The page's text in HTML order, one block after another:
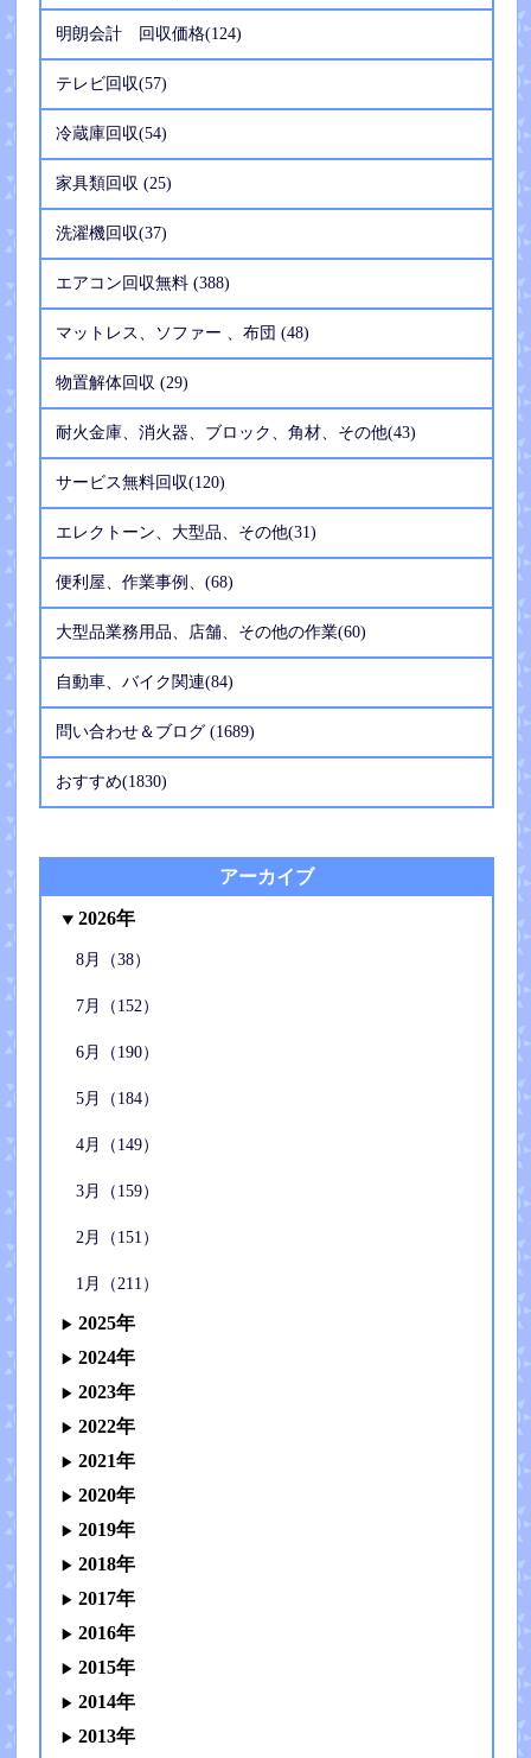
明朗会計 回収価格(124)
テレビ回収(57)
冷蔵庫回収(54)
家具類回収 (25)
洗濯機回収(37)
エアコン回収無料 (388)
マットレス、ソファー 、布団 (48)
物置解体回収 (29)
耐火金庫、消火器、ブロック、角材、その他(43)
サービス無料回収(120)
エレクトーン、大型品、その他(31)
便利屋、作業事例、(68)
大型品業務用品、店舗、その他の作業(60)
自動車、バイク関連(84)
問い合わせ＆ブログ (1689)
おすすめ(1830)
アーカイブ
2026年
8月（38）
7月（152）
6月（190）
5月（184）
4月（149）
3月（159）
2月（151）
1月（211）
2025年
2024年
2023年
2022年
2021年
2020年
2019年
2018年
2017年
2016年
2015年
2014年
2013年